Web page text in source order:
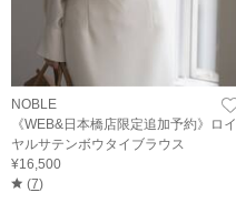
NOBLE
《WEB&日本橋店限定追加予約》ロイ
ヤルサテンボウタイブラウス
¥16,500
(7)